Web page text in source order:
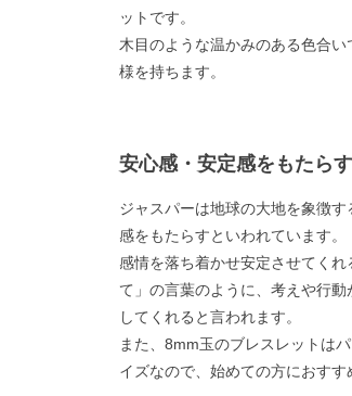
ットです。
木目のような温かみのある色合
様を持ちます。
安心感・安定感をもたらす
ジャスパーは地球の大地を象徴
感をもたらすといわれています。
感情を落ち着かせ安定させてく
て」の言葉のように、考えや行
してくれると言われます。
また、8mm玉のブレスレットは
イズなので、始めての方におすす